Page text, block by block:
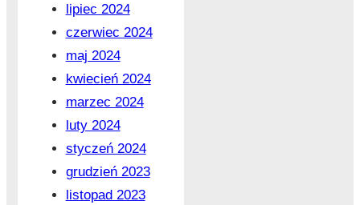
lipiec 2024
czerwiec 2024
maj 2024
kwiecień 2024
marzec 2024
luty 2024
styczeń 2024
grudzień 2023
listopad 2023